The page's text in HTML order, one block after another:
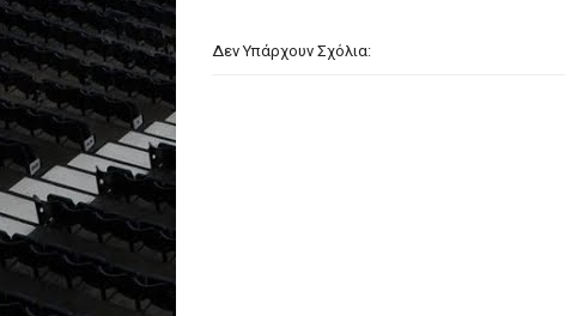
Δεν Υπάρχουν Σχόλια: